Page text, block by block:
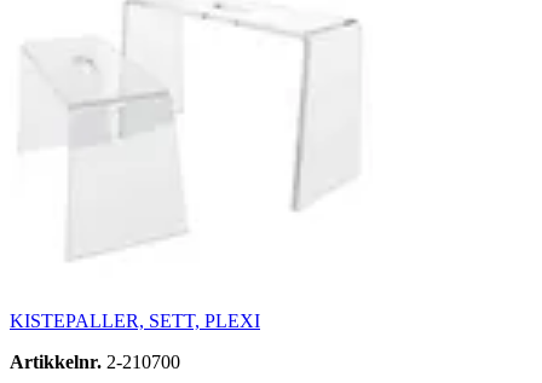
KISTEPALLER, SETT, PLEXI
Artikkelnr. 2-210700